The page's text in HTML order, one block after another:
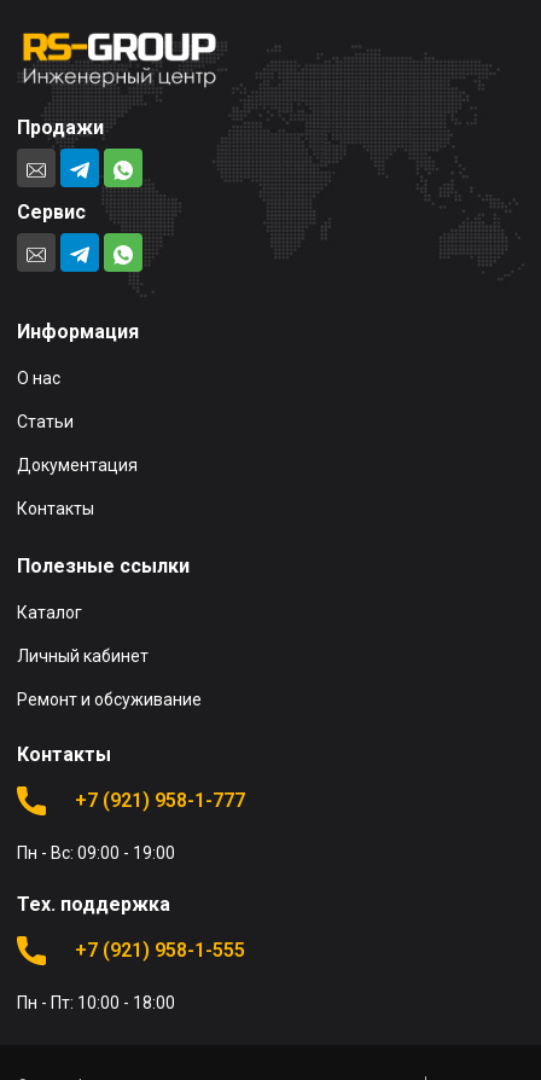
Продажи
Сервис
Информация
О нас
Статьи
Документация
Контакты
Полезные ссылки
Каталог
Личный кабинет
Ремонт и обсуживание
Контакты
+7 (921) 958-1-777
Пн - Вс: 09:00 - 19:00
Тех. поддержка
+7 (921) 958-1-555
Пн - Пт: 10:00 - 18:00